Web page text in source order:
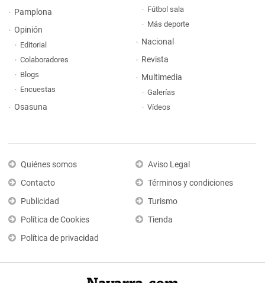
Pamplona
Opinión
Editorial
Colaboradores
Blogs
Encuestas
Osasuna
Fútbol sala
Más deporte
Nacional
Revista
Multimedia
Galerías
Vídeos
Quiénes somos
Contacto
Publicidad
Política de Cookies
Política de privacidad
Aviso Legal
Términos y condiciones
Turismo
Tienda